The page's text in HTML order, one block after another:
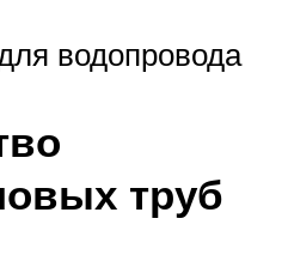
водопровода
труб